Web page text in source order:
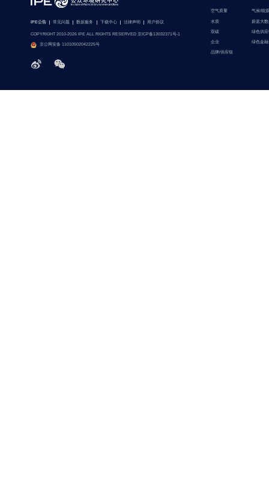
IPE公告 常见问题 数据服务 下载中心 法律声明 用户协议
COPYRIGHT 2010-2026 IPE ALL RIGHTS RESERVED 京ICP备13032371号-1
京公网安备 11010502042225号
空气质量
水质
双碳
企业
品牌/供应链
气候/能源
蔚蓝大数
绿色供应
绿色金融